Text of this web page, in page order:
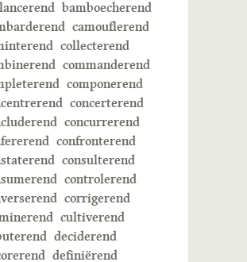
bamboecherend
camouflerend
collecterend
commanderend
componerend
concerterend
concurrerend
confronterend
consulterend
controlerend
corrigerend
cultiverend
deciderend
definiërend